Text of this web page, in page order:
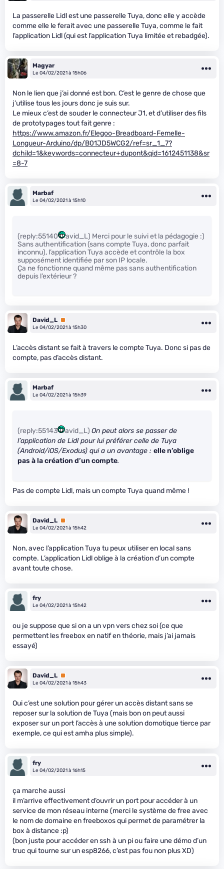
La passerelle Lidl est une passerelle Tuya, donc elle y accède
comme elle le ferait avec une passerelle Tuya, comme le fait
l’application Lidl (qui est l’application Tuya limitée et rebadgée).
Magyar
Le 04/02/2021 à 15h06
Non le lien que j’ai donné est bon. C’est le genre de chose que
j’utilise tous les jours donc je suis sur.
Le mieux c’est de souder le connecteur J1, et d’utiliser des fils
de prototypages tout fait genre :
https://www.amazon.fr/Elegoo-Breadboard-Femelle-
Longueur-Arduino/dp/B01JD5WCG2/ref=sr_1_7?
dchild=1&keywords=connecteur+dupont&qid=1612451138&sr
=8-7
Marbaf
Le 04/02/2021 à 15h10
(reply:55140
avid_L) Merci pour le suivi et la pédagogie :)
Sans authentification (sans compte Tuya, donc parfait
inconnu), l’application Tuya accède et contrôle la box
supposément identifiée par son IP locale.
Ça ne fonctionne quand même pas sans authentification
depuis l’extérieur ?
David_L Premium
Le 04/02/2021 à 15h30
L’accès distant se fait à travers le compte Tuya. Donc si pas de
compte, pas d’accès distant.
Marbaf
Le 04/02/2021 à 15h39
(reply:55143 avid_L) On peut alors se passer de
l’application de Lidl pour lui préférer celle de Tuya
(Android/iOS/Exodus) qui a un avantage : elle n’oblige
pas à la création d’un compte.
Pas de compte Lidl, mais un compte Tuya quand même !
David_L Premium
Le 04/02/2021 à 15h42
Non, avec l’application Tuya tu peux utiliser en local sans
compte. L’application Lidl oblige à la création d’un compte
avant toute chose.
fry
Le 04/02/2021 à 15h42
ou je suppose que si on a un vpn vers chez soi (ce que
permettent les freebox en natif en théorie, mais j’ai jamais
essayé)
David_L Premium
Le 04/02/2021 à 15h43
Oui c’est une solution pour gérer un accès distant sans se
reposer sur la solution de Tuya (mais bon on peut aussi
exposer sur un port l’accès à une solution domotique tierce par
exemple, ce qui est amha plus simple).
fry
Le 04/02/2021 à 16h15
ça marche aussi
il m’arrive effectivement d’ouvrir un port pour accéder à un
service de mon réseau interne (merci le système de free avec
le nom de domaine en freeboxos qui permet de paramétrer la
box à distance :p)
(bon juste pour accéder en ssh à un pi ou faire une démo d’un
truc qui tourne sur un esp8266, c’est pas fou non plus XD)